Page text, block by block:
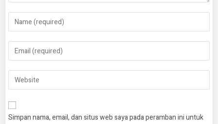
Simpan nama, email, dan situs web saya pada peramban ini untuk